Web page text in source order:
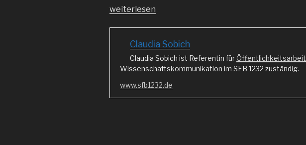
„Eine
weiterlesen
Claudia Sobich
Claudia Sobich ist Referentin fürÖffentlichkeitsarbeit
Wissenschaftskommunikation im SFB 1232 zuständig.
www.sfb1232.de